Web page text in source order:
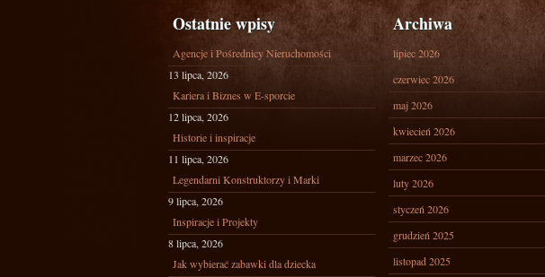
Ostatnie wpisy
Agencje i Pośrednicy Nieruchomości
13 lipca, 2026
Kariera i Biznes w E-sporcie
12 lipca, 2026
Historie i inspiracje
11 lipca, 2026
Legendarni Konstruktorzy i Marki
9 lipca, 2026
Inspiracje i Projekty
8 lipca, 2026
Jak wybierać zabawki dla dziecka
Archiwa
lipiec 2026
czerwiec 2026
maj 2026
kwiecień 2026
marzec 2026
luty 2026
styczeń 2026
grudzień 2025
listopad 2025